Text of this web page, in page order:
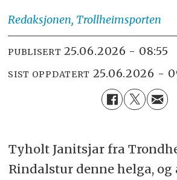
Redaksjonen, Trollheimsporten
PUBLISERT 25.06.2026 - 08:55
SIST OPPDATERT 25.06.2026 -
Tyholt Janitsjar fra
Rindalstur denne helga,